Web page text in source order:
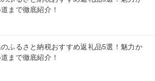
まで徹底紹介！
ふるさと納税おすすめ返礼品5選！魅力か
まで徹底紹介！